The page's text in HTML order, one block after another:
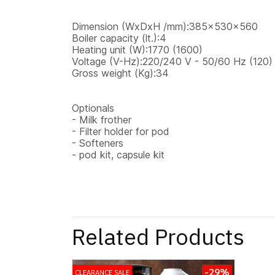
Dimension (WxDxH /mm):385x530x560
Boiler capacity (lt.):4
Heating unit (W):1770 (1600)
Voltage (V-Hz):220/240 V - 50/60 Hz (120)
Gross weight (Kg):34
Optionals
- Milk frother
- Filter holder for pod
- Softeners
- pod kit, capsule kit
Related Products
CLEARANCE SALE -29%